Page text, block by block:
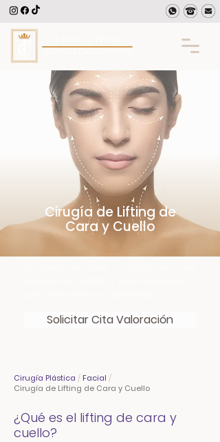
Cirugía de Lifting de
Cara y Cuello
Solicitar Cita Valoración
Cirugía Plástica / Facial /
Cirugía de Lifting de Cara y Cuello
¿Qué es el lifting de cara y
cuello?